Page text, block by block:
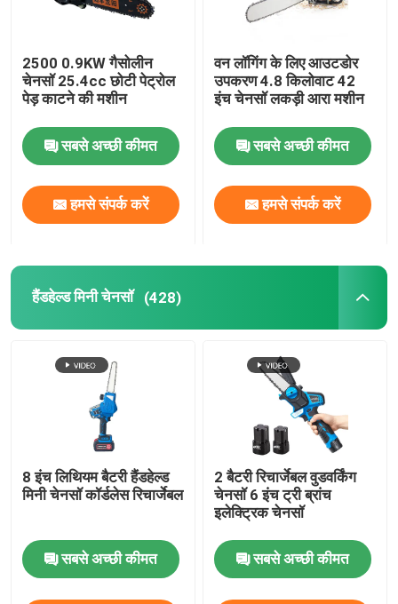
लॉन की घास काटने वाली मशीन
पत्ती और बर्फ बनाने वाला
अन्य
2500 0.9KW गैसोलीन
चेनसॉ 25.4cc छोटी पेट्रोल
पेड़ काटने की मशीन
सबसे अच्छी कीमत
हमसे संपर्क करें
वन लॉगिंग के लिए आउटडोर
उपकरण 4.8 किलोवाट 42
इंच चेनसॉ लकड़ी आरा मशीन
सबसे अच्छी कीमत
हमसे संपर्क करें
हैंडहेल्ड मिनी चेनसॉ (428)
8 इंच लिथियम बैटरी हैंडहेल्ड
मिनी चेनसॉ कॉर्डलेस रिचार्जेबल
सबसे अच्छी कीमत
2 बैटरी रिचार्जेबल वुडवर्किंग
चेनसॉ 6 इंच ट्री ब्रांच
इलेक्ट्रिक चेनसॉ
सबसे अच्छी कीमत